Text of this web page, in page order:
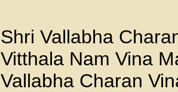
Shri Vallabha
Vitthala Nam Vina
Vallabha Charan